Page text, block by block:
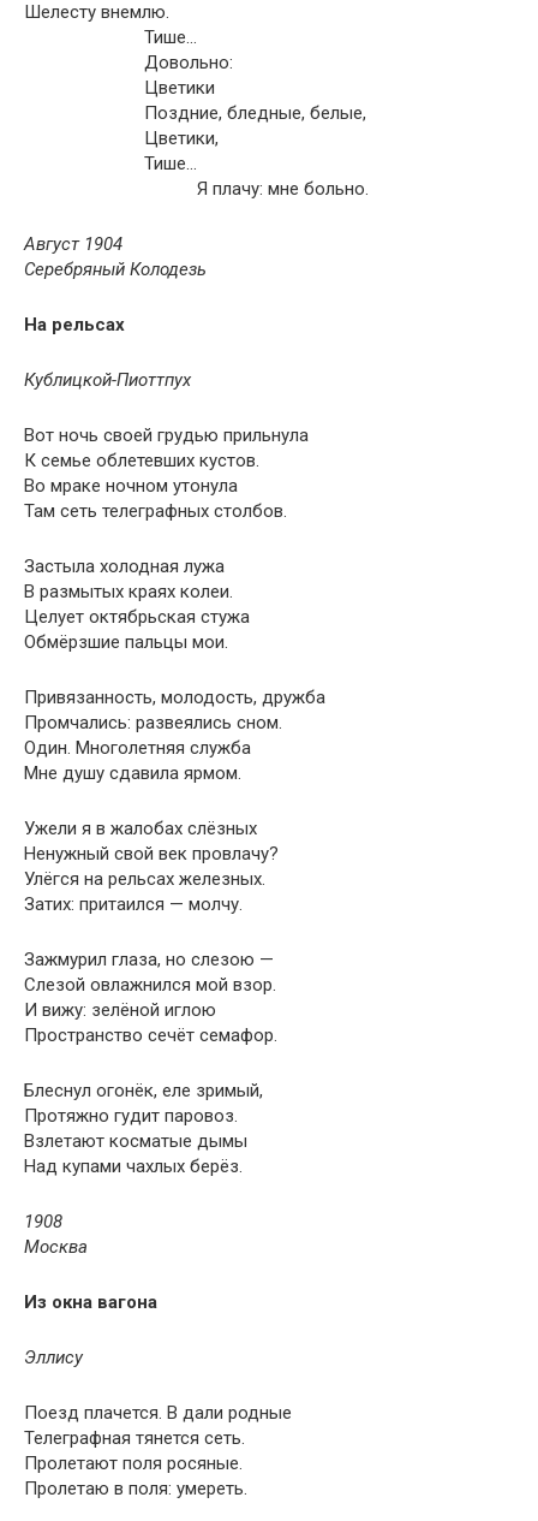
Шелесту внемлю.
Тише…
Довольно:
Цветики
Поздние, бледные, белые,
Цветики,
Тише…
Я плачу: мне больно.
Август 1904
Серебряный Колодезь
На рельсах
Кублицкой-Пиоттпух
Вот ночь своей грудью прильнула
К семье облетевших кустов.
Во мраке ночном утонула
Там сеть телеграфных столбов.
Застыла холодная лужа
В размытых краях колеи.
Целует октябрьская стужа
Обмёрзшие пальцы мои.
Привязанность, молодость, дружба
Промчались: развеялись сном.
Один. Многолетняя служба
Мне душу сдавила ярмом.
Ужели я в жалобах слёзных
Ненужный свой век провлачу?
Улёгся на рельсах железных.
Затих: притаился — молчу.
Зажмурил глаза, но слезою —
Слезой овлажнился мой взор.
И вижу: зелёной иглою
Пространство сечёт семафор.
Блеснул огонёк, еле зримый,
Протяжно гудит паровоз.
Взлетают косматые дымы
Над купами чахлых берёз.
1908
Москва
Из окна вагона
Эллису
Поезд плачется. В дали родные
Телеграфная тянется сеть.
Пролетают поля росяные.
Пролетаю в поля: умереть.